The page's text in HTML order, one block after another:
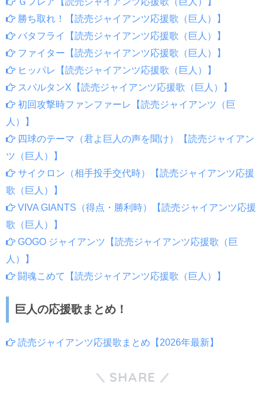
勝ち取れ！【読売ジャイアンツ応援歌（巨人）】
バタフライ【読売ジャイアンツ応援歌（巨人）】
ファイター【読売ジャイアンツ応援歌（巨人）】
ヒッパレ【読売ジャイアンツ応援歌（巨人）】
スパルタンX【読売ジャイアンツ応援歌（巨人）】
初回攻撃時ファンファーレ【読売ジャイアンツ（巨
人）】
四球のテーマ（君よ巨人の声を聞け）【読売ジャイアン
ツ（巨人）】
サイクロン（相手投手交代時）【読売ジャイアンツ応援
歌（巨人）】
VIVA GIANTS（得点・勝利時）【読売ジャイアンツ応援
歌（巨人）】
GOGO ジャイアンツ【読売ジャイアンツ応援歌（巨
人）】
闘魂こめて【読売ジャイアンツ応援歌（巨人）】
巨人の応援歌まとめ！
読売ジャイアンツ応援歌まとめ【2026年最新】
SHARE